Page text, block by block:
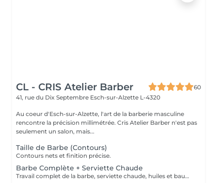
CL - CRIS Atelier Barber
60
41, rue du Dix Septembre Esch-sur-Alzette L-4320
Au coeur d'Esch-sur-Alzette, l'art de la barberie masculine
rencontre la précision millimétrée. Cris Atelier Barber n'est pas
seulement un salon, mais...
Taille de Barbe (Contours)
Contours nets et finition précise.
Barbe Complète + Serviette Chaude
Travail complet de la barbe, serviette chaude, huiles et baume.